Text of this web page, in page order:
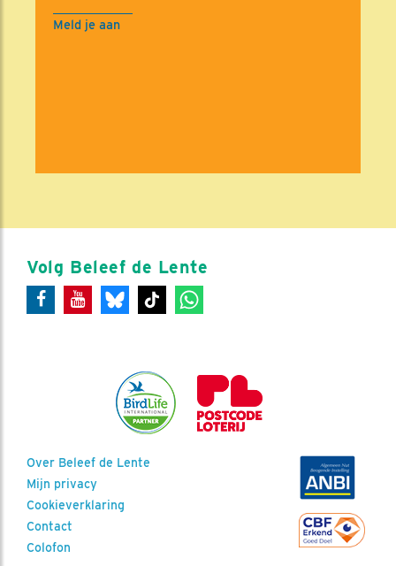
Meld je aan
Volg Beleef de Lente
Over Beleef de Lente
Mijn privacy
Cookieverklaring
Contact
Colofon